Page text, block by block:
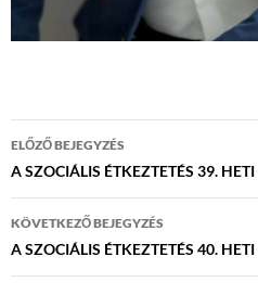
Bejegyzés
navigáció
ELŐZŐ BEJEGYZÉS
A SZOCIÁLIS ÉTKEZTETÉS 39.
KÖVETKEZŐ BEJEGYZÉS
A SZOCIÁLIS ÉTKEZTETÉS 40.